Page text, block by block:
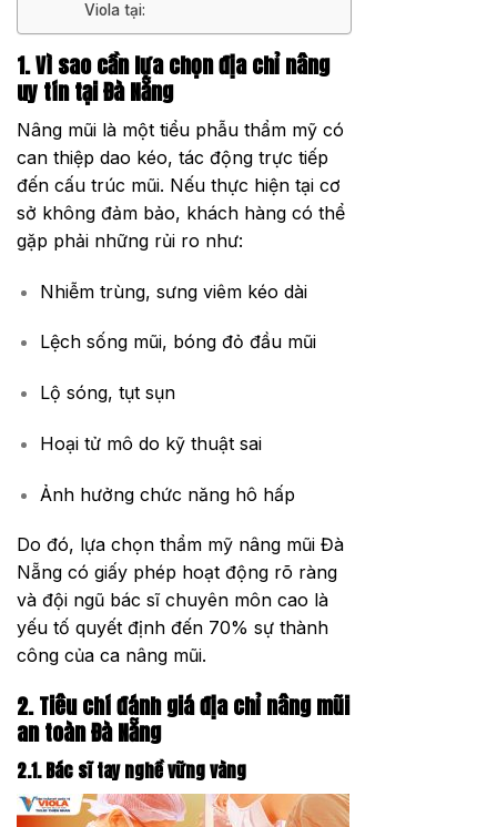
Viola tại:
1. Vì sao cần lựa chọn địa chỉ nâng
uy tín tại Đà Nẵng
Nâng mũi là một tiểu phẫu thẩm mỹ có
can thiệp dao kéo, tác động trực tiếp
đến cấu trúc mũi. Nếu thực hiện tại cơ
sở không đảm bảo, khách hàng có thể
gặp phải những rủi ro như:
Nhiễm trùng, sưng viêm kéo dài
Lệch sống mũi, bóng đỏ đầu mũi
Lộ sóng, tụt sụn
Hoại tử mô do kỹ thuật sai
Ảnh hưởng chức năng hô hấp
Do đó, lựa chọn thẩm mỹ nâng mũi Đà
Nẵng có giấy phép hoạt động rõ ràng
và đội ngũ bác sĩ chuyên môn cao là
yếu tố quyết định đến 70% sự thành
công của ca nâng mũi.
2. Tiêu chí đánh giá địa chỉ nâng mũi
an toàn Đà Nẵng
2.1. Bác sĩ tay nghề vững vàng